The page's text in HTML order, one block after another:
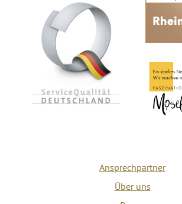
Ansprechpartner
Über uns